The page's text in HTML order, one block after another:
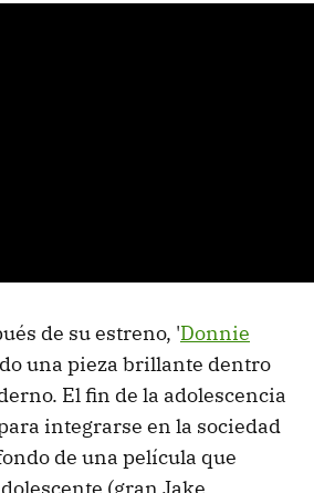
de su estreno, 'Donnie
una pieza brillante dentro
El fin de la adolescencia
integrarse en la sociedad
de una película que